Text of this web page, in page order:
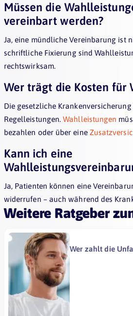
Müssen die
vereinbart werden?
Ja, eine mündliche Vereinbarung ist
schriftliche Fixierung sind
rechtswirksam.
Wer trägt die Kosten für
Die gesetzliche
Regelleistungen.Wahlleistungen
bezahlen oder über eine
Kann ich eine
Ja, Patienten können eine
widerrufen – auch während des
Weitere Ratgeber
Wer zahlt die